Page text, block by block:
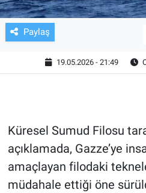
Paylaş
19.05.2026 - 21:49
Küresel Sumud Filosu
açıklamada, Gazze’ye
amaçlayan filodaki
müdahale ettiği öne
KÜLTÜR SANAT
EKONOMİ
ÇEVRE
HABERDE İNSAN